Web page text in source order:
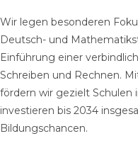
Wir legen besonderen
Deutsch- und
Einführung einer
Schreiben und Rechnen.
fördern wir gezielt Schulen
investieren bis 2034
Bildungschancen.